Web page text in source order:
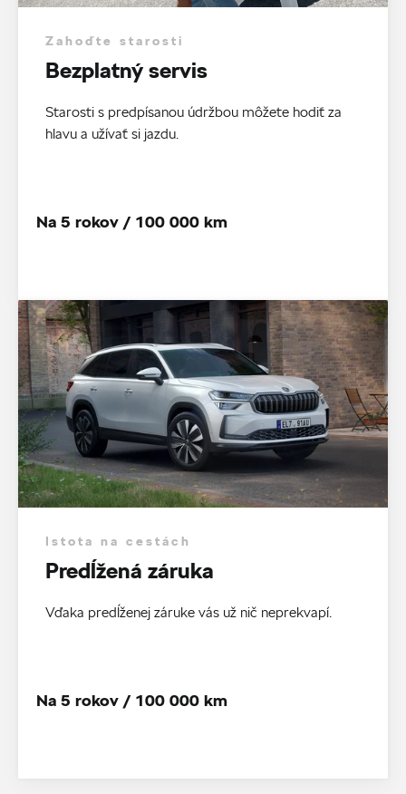
Zahoďte starosti
Bezplatný servis
Starosti s predpísanou údržbou môžete hodiť za
hlavu a užívať si jazdu.
Na 5 rokov / 100 000 km
Istota na cestách
Predĺžená záruka
Vďaka predĺženej záruke vás už nič neprekvapí.
Na 5 rokov / 100 000 km